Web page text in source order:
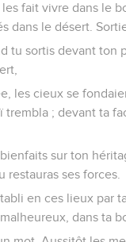
fait vivre dans le
dans le désert.
tu sortis devant ton
les cieux se
; devant ta
sur ton
restauras ses forces.
en ces lieux par
dans ta